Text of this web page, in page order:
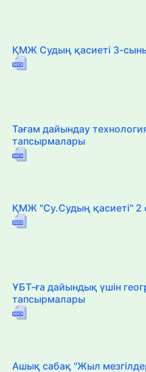
ҚМЖ Судың қасиеті 3-
Тағам дайындау
тапсырмалары
ҚМЖ "Су.Судың қасиеті" 2
ҰБТ-ға дайындық үшін
тапсырмалары
Ашық сабақ "Жыл